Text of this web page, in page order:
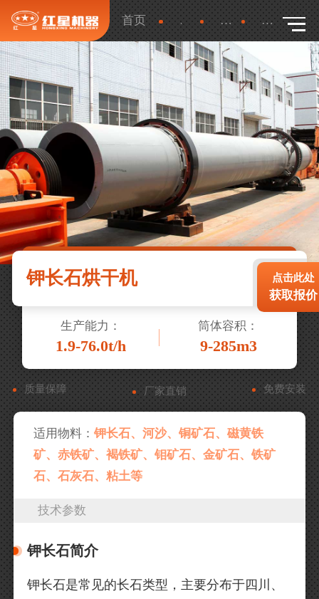
首页 产品 更多 详细
钾长石烘干机 点击此处
获取报价
生产能力：
1.9-76.0t/h
筒体容积：
9-285m3
质量保障 厂家直销 免费安装
适用物料：钾长石、河沙、铜矿石、磁黄铁
矿、赤铁矿、褐铁矿、钼矿石、金矿石、铁矿
石、石灰石、粘土等
技术参数
钾长石简介
钾长石是常见的长石类型，主要分布于四川、